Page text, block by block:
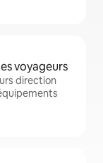
voyageurs
direction